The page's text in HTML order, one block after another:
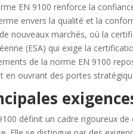
EN 9100 renforce la
envers la qualité et la
de nouveaux marchés, où la
(ESA) qui exige la
de la norme EN 9100
en ouvrant des portes
e
définit un cadre rigoureux